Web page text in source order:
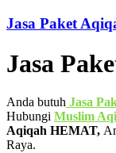
Jasa Paket
Jasa
Anda butuh Jasa
Hubungi Muslim
Aqiqah HEMAT,
Raya.